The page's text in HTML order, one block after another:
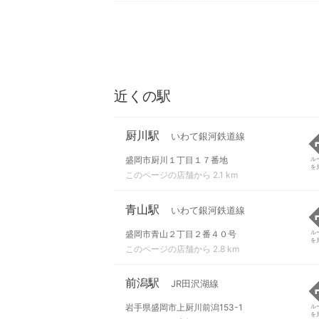
近くの駅
厨川駅 いわて銀河鉄道線
盛岡市厨川１丁目１７番地
このページの店舗から 2.1 km
ル
を
青山駅 いわて銀河鉄道線
盛岡市青山２丁目２番４０号
このページの店舗から 2.8 km
ル
を
前潟駅 JR田沢湖線
岩手県盛岡市上厨川前潟153-1
ル
を